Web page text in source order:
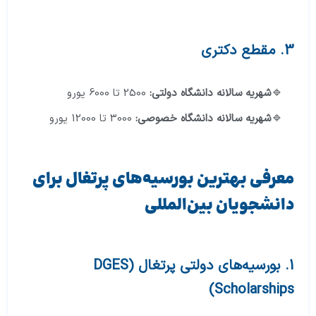
3
. مقطع دکتری
شهریه سالانه دانشگاه دولتی:
شهریه سالانه دانشگاه خصوصی:
معرفی بهترین بورسیه‌های پرتغال برای
دانشجویان بین‌المللی
1. بورسیه‌های دولتی پرتغال (
DGES
Scholarships
)